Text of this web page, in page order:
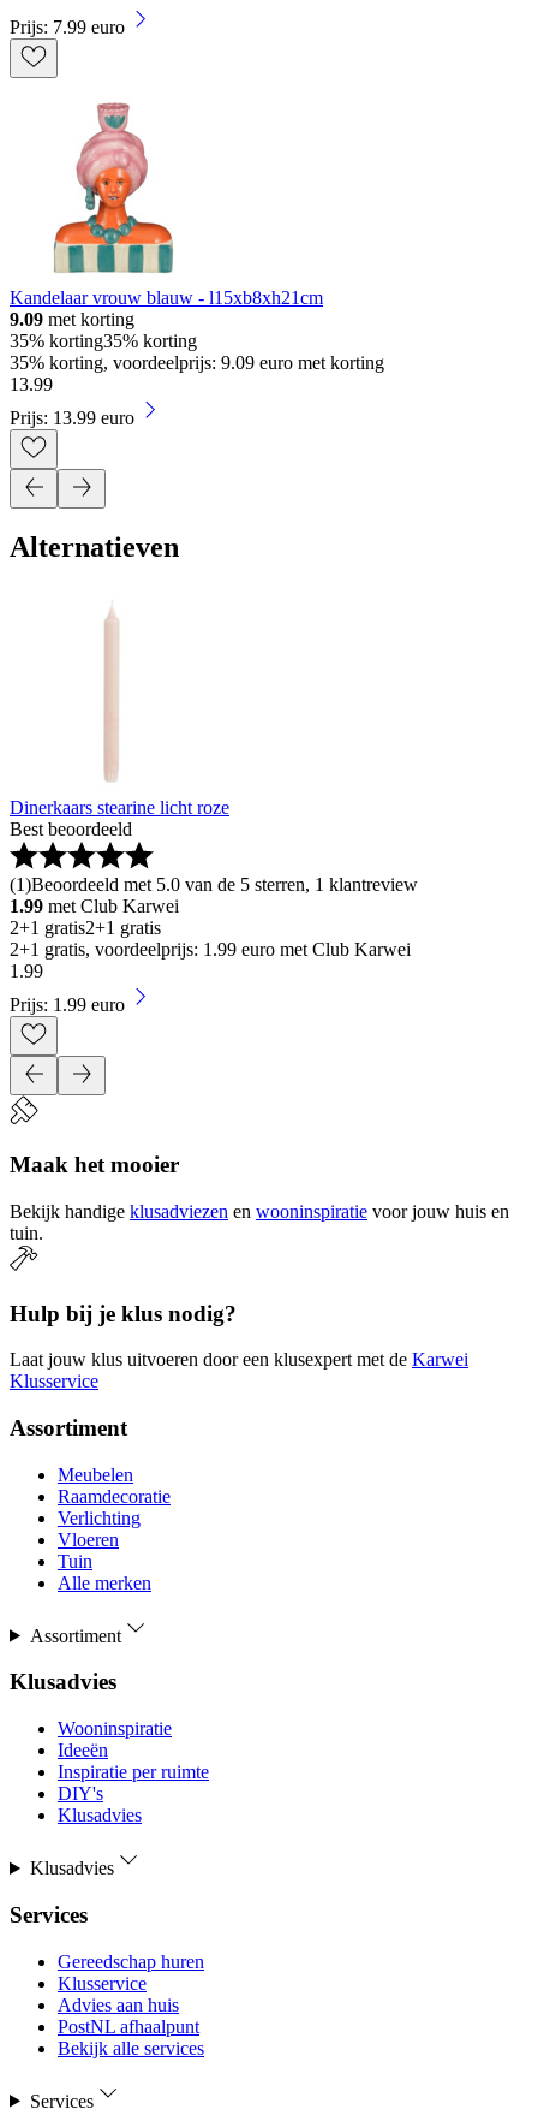
Prijs: 7.99 euro
Kandelaar vrouw blauw - l15xb8xh21cm
9.09 met korting
35% korting35% korting
35% korting, voordeelprijs: 9.09 euro met korting
13.99
Prijs: 13.99 euro
Alternatieven
Dinerkaars stearine licht roze
Best beoordeeld
(1)Beoordeeld met 5.0 van de 5 sterren, 1 klantreview
1.99 met Club Karwei
2+1 gratis2+1 gratis
2+1 gratis, voordeelprijs: 1.99 euro met Club Karwei
1 .99
Prijs: 1.99 euro
Maak het mooier
Bekijk handige klusadviezen en wooninspiratie voor jouw huis en
tuin.
Hulp bij je klus nodig?
Laat jouw klus uitvoeren door een klusexpert met de Karwei
Klusservice
Assortiment
Meubelen
Raamdecoratie
Verlichting
Vloeren
Tuin
Alle merken
Assortiment
Klusadvies
Wooninspiratie
Ideeën
Inspiratie per ruimte
DIY's
Klusadvies
Klusadvies
Services
Gereedschap huren
Klusservice
Advies aan huis
PostNL afhaalpunt
Bekijk alle services
Services